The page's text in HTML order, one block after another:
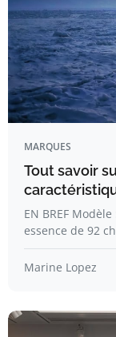
MARQUES
Tout savoir
EN BREF
essence de 92
Marine Lopez